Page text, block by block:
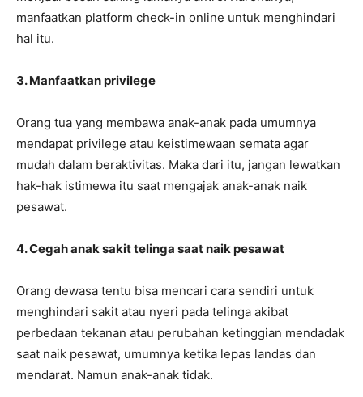
manfaatkan platform check-in online untuk menghindari
hal itu.
3. Manfaatkan privilege
Orang tua yang membawa anak-anak pada umumnya
mendapat privilege atau keistimewaan semata agar
mudah dalam beraktivitas. Maka dari itu, jangan lewatkan
hak-hak istimewa itu saat mengajak anak-anak naik
pesawat.
4. Cegah anak sakit telinga saat naik pesawat
Orang dewasa tentu bisa mencari cara sendiri untuk
menghindari sakit atau nyeri pada telinga akibat
perbedaan tekanan atau perubahan ketinggian mendadak
saat naik pesawat, umumnya ketika lepas landas dan
mendarat. Namun anak-anak tidak.